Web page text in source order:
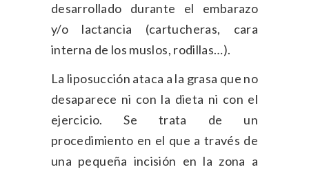
desarrollado durante el embarazo
y/o lactancia (cartucheras, cara
interna de los muslos, rodillas…).
La liposucción ataca a la grasa que no
desaparece ni con la dieta ni con el
ejercicio. Se trata de un
procedimiento en el que a través de
una pequeña incisión en la zona a